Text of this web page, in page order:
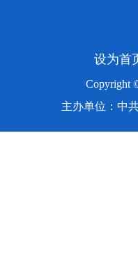
设为首
Copyright
主办单位：中